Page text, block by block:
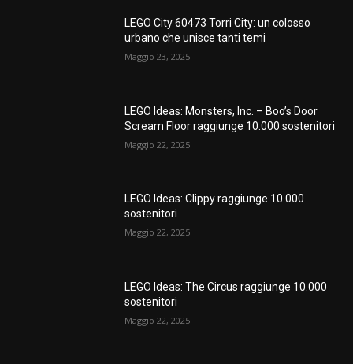
LEGO City 60473 Torri City: un colosso
urbano che unisce tanti temi
Maggio 23, 2025
LEGO Ideas: Monsters, Inc. – Boo’s Door
Scream Floor raggiunge 10.000 sostenitori
Maggio 22, 2025
LEGO Ideas: Clippy raggiunge 10.000
sostenitori
Maggio 22, 2025
LEGO Ideas: The Circus raggiunge 10.000
sostenitori
Maggio 22, 2025